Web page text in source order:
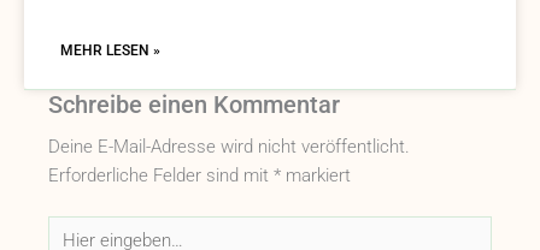
MEHR LESEN »
Schreibe einen Kommentar
Deine E-Mail-Adresse wird nicht veröffentlicht.
Erforderliche Felder sind mit * markiert
Hier